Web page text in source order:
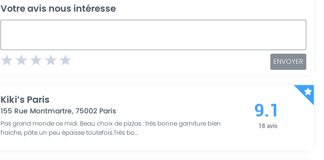
Votre avis nous intéresse
ENVOYER
Kiki’s Paris
155 Rue Montmartre,75002 Paris
Pas grand monde ce midi. Beau choix de pizzas : très bonne garniture bien
fraiche, pâte un peu épaisse toutefois.Très bo...
9.1
18 avis